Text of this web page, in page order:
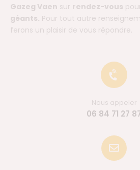
Gazeg Vaen sur rendez-vous
géants. Pour tout autre
ferons un plaisir de vous répondre.
Nous appeler
06 84 71 27